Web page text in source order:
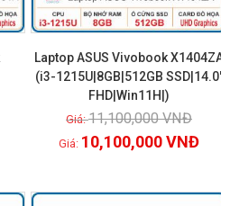
Xem chi tiết
Laptop ASUS Vivobook X1404ZA
(i3-1215U|8GB|512GB SSD|14.0″
FHD|Win11H|)
11,100,000VNĐ
10,100,000VNĐ
GIẢM GIÁ!